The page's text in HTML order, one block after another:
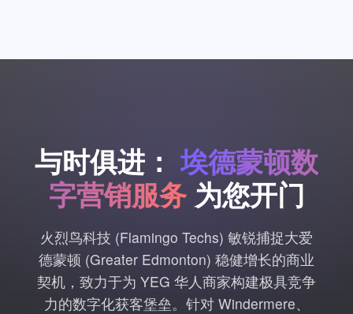
与时俱进： 埃德蒙顿数
字营销服务为您开门
火烈鸟科技 (Flamingo Techs) 敏锐捕捉大爱
德蒙顿 (Greater Edmonton) 稳健增长的商业
契机，致力于为 YEG 华人商家构建极具竞争
力的数字化获客堡垒。针对 Windermere、